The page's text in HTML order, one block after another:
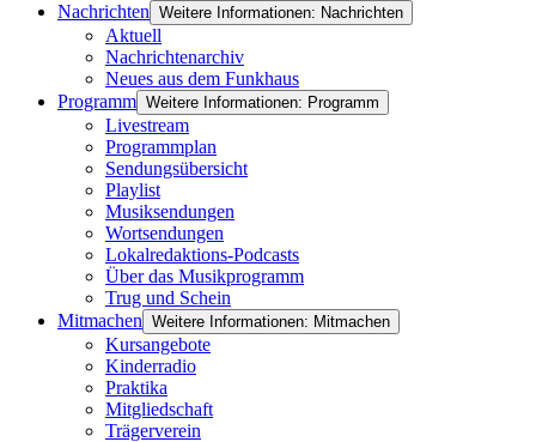
Nachrichten Weitere Informationen: Nachrichten
Aktuell
Nachrichtenarchiv
Neues aus dem Funkhaus
Programm Weitere Informationen: Programm
Livestream
Programmplan
Sendungsübersicht
Playlist
Musiksendungen
Wortsendungen
Lokalredaktions-Podcasts
Über das Musikprogramm
Trug und Schein
Mitmachen Weitere Informationen: Mitmachen
Kursangebote
Kinderradio
Praktika
Mitgliedschaft
Trägerverein